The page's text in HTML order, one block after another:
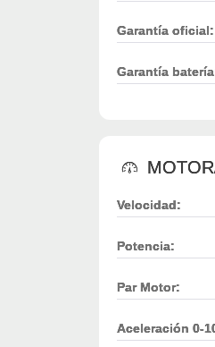
Garantía oficial:
Garantía
Velocidad:
Potencia:
Par Motor:
Aceleración 0-